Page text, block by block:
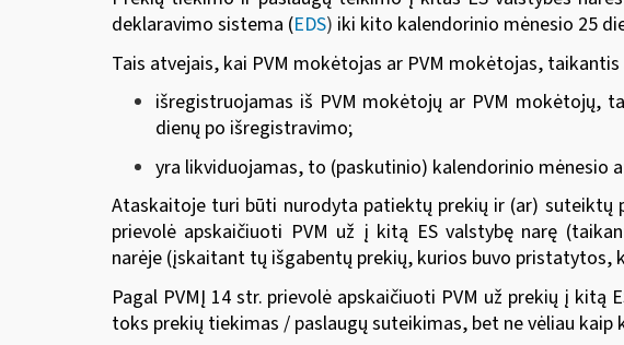
deklaravimo sistema (EDS) iki kito kalendorinio mėnesio 25
Tais atvejais, kai PVM mokėtojas ar PVM mokėtojas,
išregistruojamas iš PVM mokėtojų ar PVM mokėtojų,
dienų po išregistravimo;
yra likviduojamas, to (paskutinio) kalendorinio mėnesio
Ataskaitoje turi būti nurodyta patiektų prekių ir (ar) suteiktų
prievolė apskaičiuoti PVM už į kitą ES valstybę narę
narėje (įskaitant tų išgabentų prekių, kurios buvo
Pagal PVMĮ 14 str. prievolė apskaičiuoti PVM už prekių į
toks prekių tiekimas / paslaugų suteikimas, bet ne vėliau